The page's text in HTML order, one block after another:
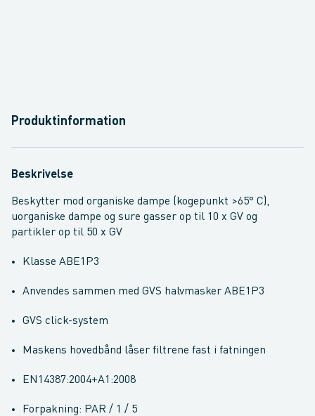
Produktinformation
Beskrivelse
Beskytter mod organiske dampe (kogepunkt >65° C),
uorganiske dampe og sure gasser op til 10 x GV og
partikler op til 50 x GV
Klasse ABE1P3
Anvendes sammen med GVS halvmasker ABE1P3
GVS click-system
Maskens hovedbånd låser filtrene fast i fatningen
EN14387:2004+A1:2008
Forpakning: PAR / 1 / 5